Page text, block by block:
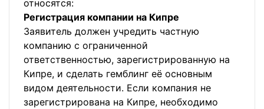
относятся:
Регистрация компании на Кипре
Заявитель должен учредить частную
компанию с ограниченной
ответственностью, зарегистрированную на
Кипре, и сделать гемблинг её основным
видом деятельности. Если компания не
зарегистрирована на Кипре, необходимо